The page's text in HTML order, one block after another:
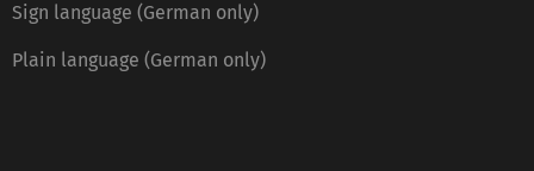
Sign language (German only)
Plain language (German only)